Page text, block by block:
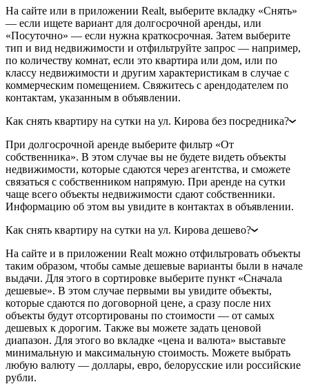
На сайте или в приложении Realt, выберите вкладку «Снять»
— если ищете вариант для долгосрочной аренды, или
«Посуточно» — если нужна краткосрочная. Затем выберите
тип и вид недвижимости и отфильтруйте запрос — например,
по количеству комнат, если это квартира или дом, или по
классу недвижимости и другим характеристикам в случае с
коммерческим помещением. Свяжитесь с арендодателем по
контактам, указанным в объявлении.
Как снять квартиру на сутки на ул. Кирова без посредника?
При долгосрочной аренде выберите фильтр «От
собственника». В этом случае вы не будете видеть объекты
недвижимости, которые сдаются через агентства, и сможете
связаться с собственником напрямую. При аренде на сутки
чаще всего объекты недвижимости сдают собственники.
Информацию об этом вы увидите в контактах в объявлении.
Как снять квартиру на сутки на ул. Кирова дешево?
На сайте и в приложении Realt можно отфильтровать объекты
таким образом, чтобы самые дешевые варианты были в начале
выдачи. Для этого в сортировке выберите пункт «Сначала
дешевые». В этом случае первыми вы увидите объекты,
которые сдаются по договорной цене, а сразу после них
объекты будут отсортированы по стоимости — от самых
дешевых к дорогим. Также вы можете задать ценовой
диапазон. Для этого во вкладке «цена и валюта» выставьте
минимальную и максимальную стоимость. Можете выбрать
любую валюту — доллары, евро, белорусские или российские
рубли.